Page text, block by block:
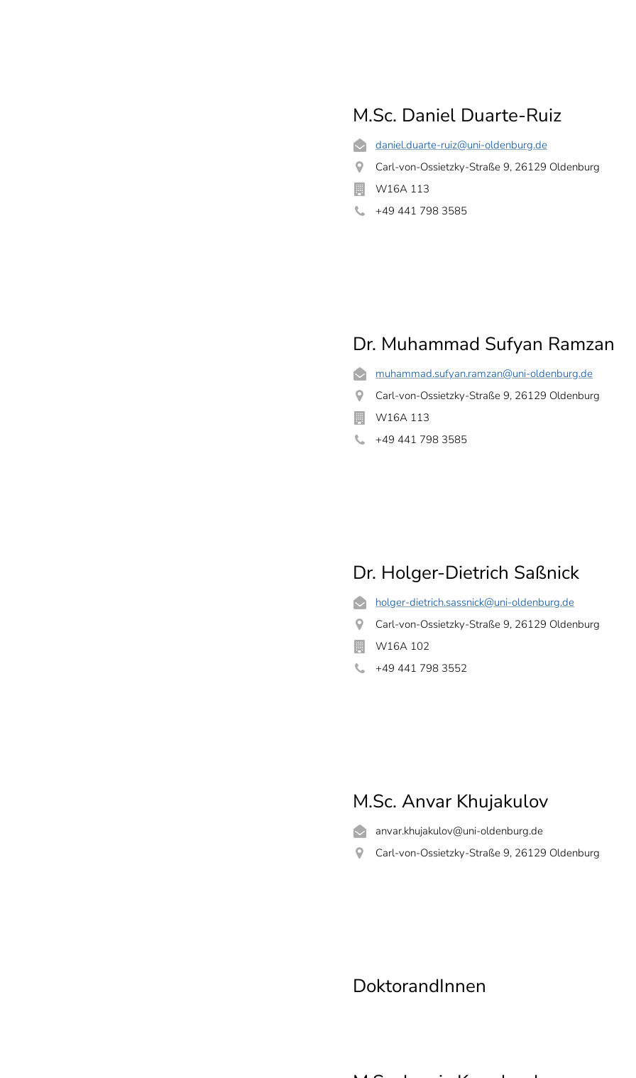
M.Sc. Daniel Duarte-Ruiz
daniel.duarte-ruiz@uni-oldenburg.de
Carl-von-Ossietzky-Straße 9, 26129 Oldenburg
W16A 113
+49 441 798 3585
Dr. Muhammad Sufyan Ramzan
muhammad.sufyan.ramzan@uni-oldenburg.de
Carl-von-Ossietzky-Straße 9, 26129 Oldenburg
W16A 113
+49 441 798 3585
Dr. Holger-Dietrich Saßnick
holger-dietrich.sassnick@uni-oldenburg.de
Carl-von-Ossietzky-Straße 9, 26129 Oldenburg
W16A 102
+49 441 798 3552
M.Sc. Anvar Khujakulov
anvar.khujakulov@uni-oldenburg.de
Carl-von-Ossietzky-Straße 9, 26129 Oldenburg
DoktorandInnen